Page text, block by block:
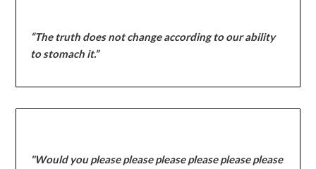
“The truth does not change according to our ability
to stomach it.”
"Would you please please please please please please